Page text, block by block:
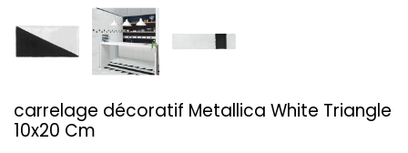
carrelage décoratif Metallica White Triangle
10x20 Cm